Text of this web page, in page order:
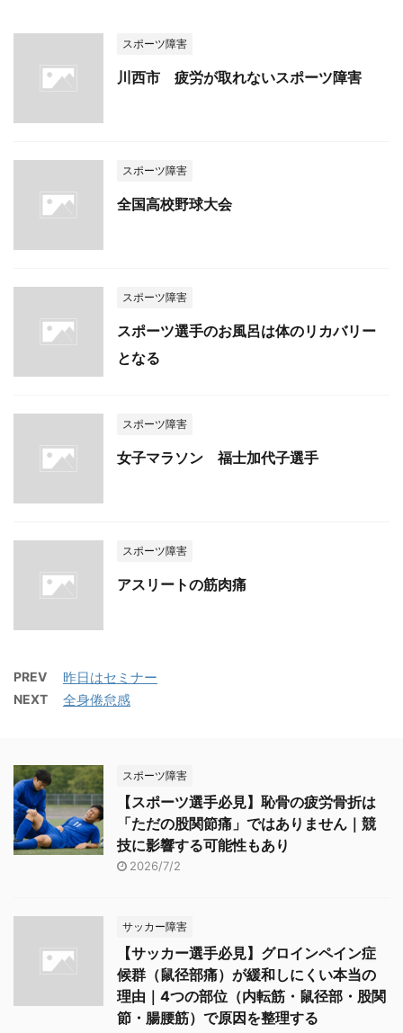
スポーツ障害
川西市 疲労が取れないスポーツ障害
スポーツ障害
全国高校野球大会
スポーツ障害
スポーツ選手のお風呂は体のリカバリー
となる
スポーツ障害
女子マラソン 福士加代子選手
スポーツ障害
アスリートの筋肉痛
PREV 昨日はセミナー
NEXT 全身倦怠感
スポーツ障害
【スポーツ選手必見】恥骨の疲労骨折は
「ただの股関節痛」ではありません｜競
技に影響する可能性もあり
2026/7/2
サッカー障害
【サッカー選手必見】グロインペイン症
候群（鼠径部痛）が緩和しにくい本当の
理由｜4つの部位（内転筋・鼠径部・股関
節・腸腰筋）で原因を整理する